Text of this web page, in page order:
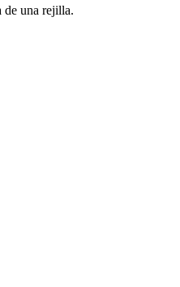
de una rejilla.